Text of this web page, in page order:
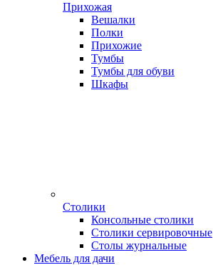
Прихожая
Вешалки
Полки
Прихожие
Тумбы
Тумбы для обуви
Шкафы
Столики
Консольные столики
Столики сервировочные
Столы журнальные
Мебель для дачи